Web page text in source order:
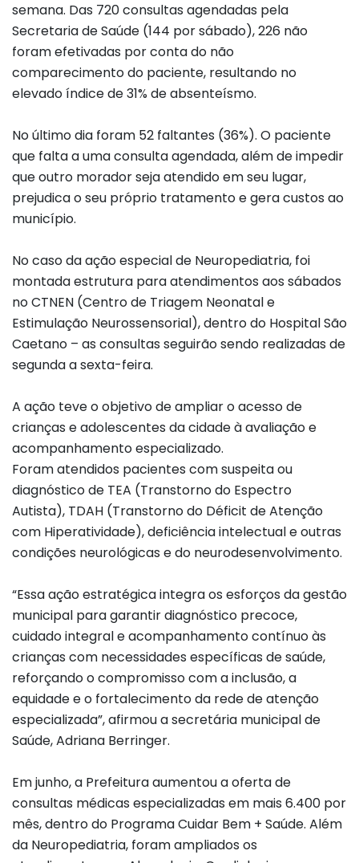
semana. Das 720 consultas agendadas pela
Secretaria de Saúde (144 por sábado), 226 não
foram efetivadas por conta do não
comparecimento do paciente, resultando no
elevado índice de 31% de absenteísmo.
No último dia foram 52 faltantes (36%). O paciente
que falta a uma consulta agendada, além de impedir
que outro morador seja atendido em seu lugar,
prejudica o seu próprio tratamento e gera custos ao
município.
No caso da ação especial de Neuropediatria, foi
montada estrutura para atendimentos aos sábados
no CTNEN (Centro de Triagem Neonatal e
Estimulação Neurossensorial), dentro do Hospital São
Caetano – as consultas seguirão sendo realizadas de
segunda a sexta-feira.
A ação teve o objetivo de ampliar o acesso de
crianças e adolescentes da cidade à avaliação e
acompanhamento especializado.
Foram atendidos pacientes com suspeita ou
diagnóstico de TEA (Transtorno do Espectro
Autista), TDAH (Transtorno do Déficit de Atenção
com Hiperatividade), deficiência intelectual e outras
condições neurológicas e do neurodesenvolvimento.
“Essa ação estratégica integra os esforços da gestão
municipal para garantir diagnóstico precoce,
cuidado integral e acompanhamento contínuo às
crianças com necessidades específicas de saúde,
reforçando o compromisso com a inclusão, a
equidade e o fortalecimento da rede de atenção
especializada”, afirmou a secretária municipal de
Saúde, Adriana Berringer.
Em junho, a Prefeitura aumentou a oferta de
consultas médicas especializadas em mais 6.400 por
mês, dentro do Programa Cuidar Bem + Saúde. Além
da Neuropediatria, foram ampliados os